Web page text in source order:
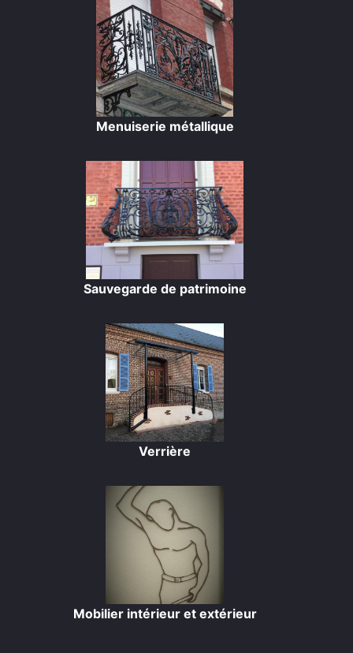
Menuiserie métallique
Sauvegarde de patrimoine
Verrière
Mobilier intérieur et extérieur